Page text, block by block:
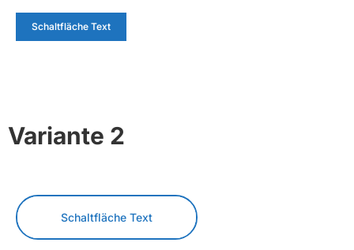
Schaltfläche Text
Variante 2
Schaltfläche Text